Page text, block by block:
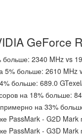
GeForce
2340 MHz vs
5% больше: 2610 MHz
больше: 689.0
на 18% больше:
на 33%
PassMark - G2D
PassMark - G3D